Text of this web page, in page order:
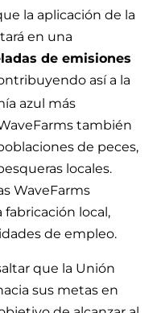
la aplicación de la
en una
de emisiones
así a la
azul más
también
de peces,
locales.
WaveFarms
local,
de empleo.
que la Unión
sus metas en